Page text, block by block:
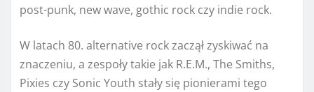
post-punk, new wave, gothic rock czy indie rock.
W latach 80. alternative rock zaczął zyskiwać na
znaczeniu, a zespoły takie jak R.E.M., The Smiths,
Pixies czy Sonic Youth stały się pionierami tego